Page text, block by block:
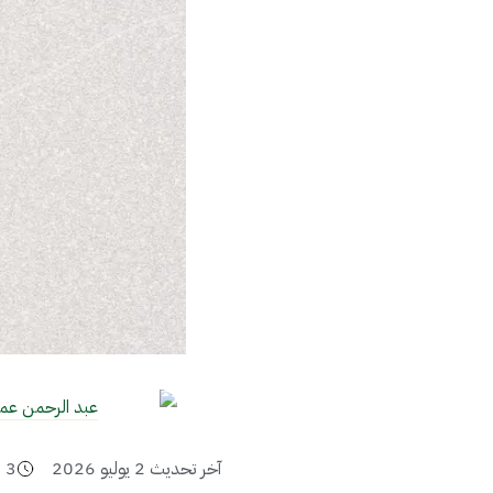
عبد الرحمن
آخر تحديث 2 يوليو 2026 3